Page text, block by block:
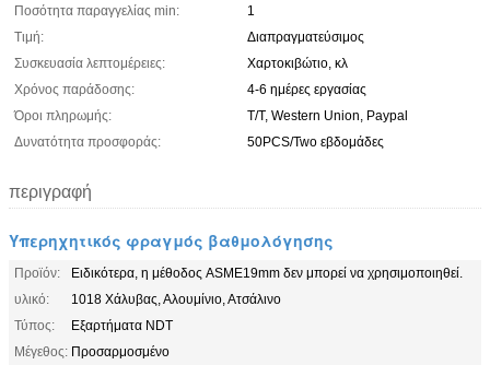
Ποσότητα παραγγελίας min:
1
Τιμή:
Διαπραγματεύσιμος
Συσκευασία λεπτομέρειες:
Χαρτοκιβώτιο, κλ
Χρόνος παράδοσης:
4-6 ημέρες εργασίας
Όροι πληρωμής:
T/T, Western Union, Paypal
Δυνατότητα προσφοράς:
50PCS/Two εβδομάδες
περιγραφή
Υπερηχητικός φραγμός βαθμολόγησης
Προϊόν:
Ειδικότερα, η μέθοδος ASME19mm δεν μπορεί να χρησιμοποιηθεί.
υλικό:
1018 Χάλυβας, Αλουμίνιο, Ατσάλινο
Τύπος:
Εξαρτήματα NDT
Μέγεθος: Προσαρμοσμένο